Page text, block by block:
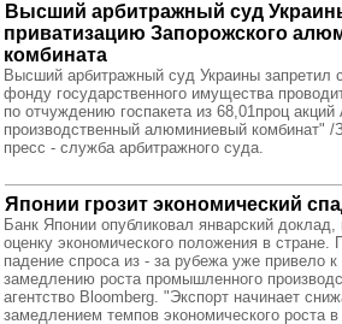
Высший арбитражный суд
приватизацию Запорожского
комбината
Высший арбитражный суд Украины запретил
фонду государственного имущества
по отчуждению госпакета из 68,01проц
производственный алюминиевый комбинат"
пресс - служба арбитражного суда.
Японии грозит экономический
Банк Японии опубликовал январский
оценку экономического положения в стране.
падение спроса из - за рубежа уже привело
замедлению роста промышленного
агентство Bloomberg. "Экспорт начинает
замедлением темпов экономического роста